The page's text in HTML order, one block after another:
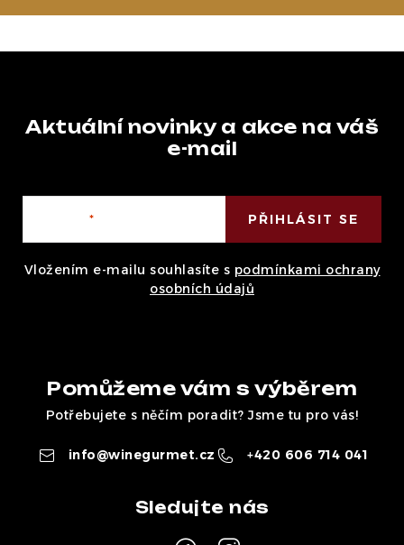
Pomůžeme vám s výběrem
Potřebujete s něčím poradit? Jsme tu pro vás!
info@winegurmet.cz +420 606 714 041
Aktuální novinky a akce na váš
e-mail
Vložením e-mailu souhlasíte s podmínkami ochrany
osobních údajů
PŘIHLÁSIT SE